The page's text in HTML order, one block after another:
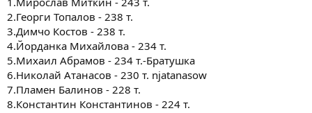
2.Георги Топалов - 238 т.
3.Димчо Костов - 238 т.
4.Йорданка Михайлова - 234 т.
5.Михаил Абрамов - 234 т.-Братушка
6.Николай Атанасов - 230 т. njatanasow
7.Пламен Балинов - 228 т.
8.Константин Константинов - 224 т.